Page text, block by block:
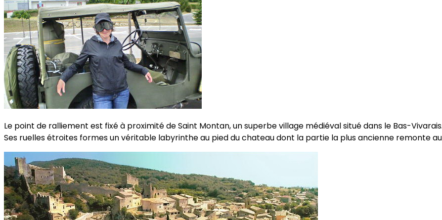
Le point de ralliement est fixé à proximité de Saint Montan, un superbe village médiéval situé dans le Bas-Vivarais.
Ses ruelles étroites formes un véritable labyrinthe au pied du chateau dont la partie la plus ancienne remonte au